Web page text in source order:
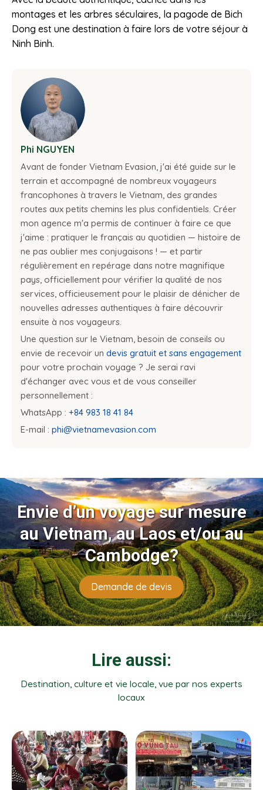
montages et les arbres séculaires, la pagode de Bich
Dong est une destination à faire lors de votre séjour à
Ninh Binh.
Phi NGUYEN
Avant de fonder Vietnam Evasion, j'ai été guide sur le
terrain et accompagné de nombreux voyageurs
francophones à travers le Vietnam, des grandes
routes aux petits chemins les plus confidentiels. Créer
mon agence m'a permis de continuer à faire ce que
j'aime : pratiquer le français au quotidien — histoire de
ne pas oublier mes conjugaisons ! — et partir
régulièrement en repérage dans notre magnifique
pays, officiellement pour vérifier la qualité de nos
services, officieusement pour le plaisir de dénicher de
nouvelles adresses authentiques à faire découvrir
ensuite à nos voyageurs.
Une question sur le Vietnam, besoin de conseils ou
envie de recevoir un devis gratuit et sans engagement
pour votre prochain voyage ? Je serai ravi
d'échanger avec vous et de vous conseiller
personnellement :
WhatsApp : +84 983 18 41 84
E-mail : phi@vietnamevasion.com
Envie d’un voyage sur mesure
au Vietnam, au Laos et/ou au
Cambodge?
Demande de devis
Lire aussi:
Destination, culture et vie locale, vue par nos experts
locaux